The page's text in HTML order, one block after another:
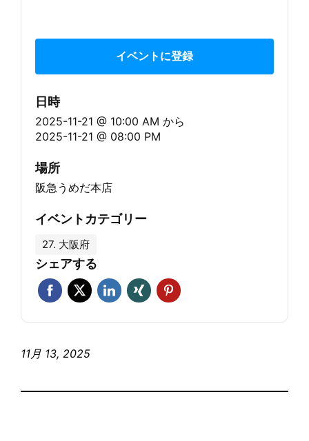
イベントに登録
日時
2025-11-21 @ 10:00 AMから
2025-11-21 @ 08:00 PM
場所
阪急うめだ本店
イベントカテゴリー
27. 大阪府
シェアする
11月 13, 2025